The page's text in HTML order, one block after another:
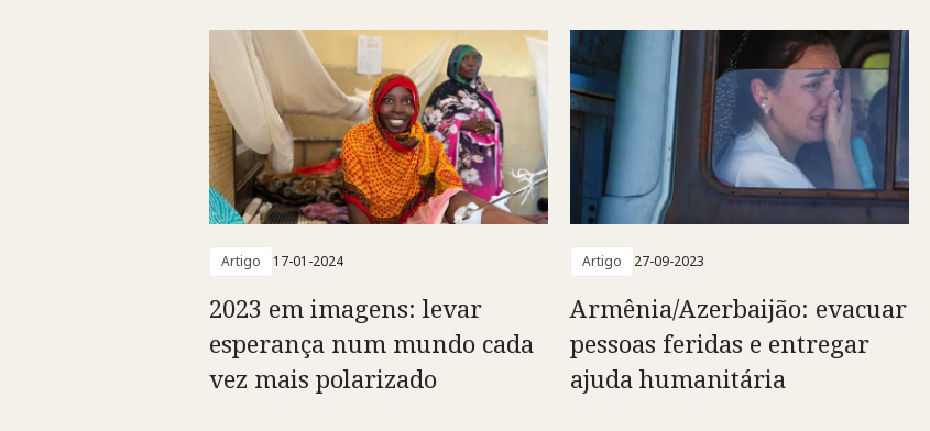
Artigo 17-01-2024
2023 em imagens: levar
esperança num mundo cada
vez mais polarizado
Artigo 27-09-2023
Armênia/Azerbaijão: evacuar
pessoas feridas e entregar
ajuda humanitária